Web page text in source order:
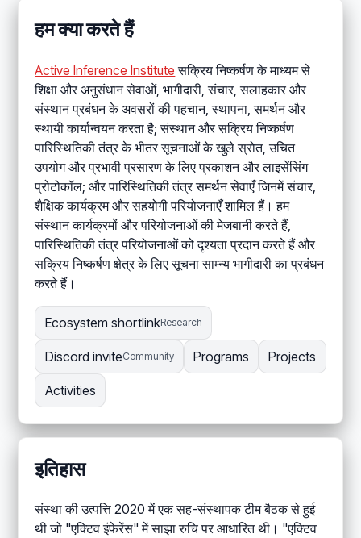
हम क्या करते हैं
Active Inference Institute सक्रिय निष्कर्षण के माध्यम से
शिक्षा और अनुसंधान सेवाओं, भागीदारी, संचार, सलाहकार और
संस्थान प्रबंधन के अवसरों की पहचान, स्थापना, समर्थन और
स्थायी कार्यान्वयन करता है; संस्थान और सक्रिय निष्कर्षण
पारिस्थितिकी तंत्र के भीतर सूचनाओं के खुले स्रोत, उचित
उपयोग और प्रभावी प्रसारण के लिए प्रकाशन और लाइसेंसिंग
प्रोटोकॉल; और पारिस्थितिकी तंत्र समर्थन सेवाएँ जिनमें संचार,
शैक्षिक कार्यक्रम और सहयोगी परियोजनाएँ शामिल हैं। हम
संस्थान कार्यक्रमों और परियोजनाओं की मेजबानी करते हैं,
पारिस्थितिकी तंत्र परियोजनाओं को दृश्यता प्रदान करते हैं और
सक्रिय निष्कर्षण क्षेत्र के लिए सूचना साम्न्य भागीदारी का प्रबंधन
करते हैं।
Ecosystem shortlinkResearch
Discord inviteCommunity Programs Projects
Activities
इतिहास
संस्था की उत्पत्ति 2020 में एक सह-संस्थापक टीम बैठक से हुई
थी जो "एक्टिव इंफेरेंस" में साझा रुचि पर आधारित थी। "एक्टिव